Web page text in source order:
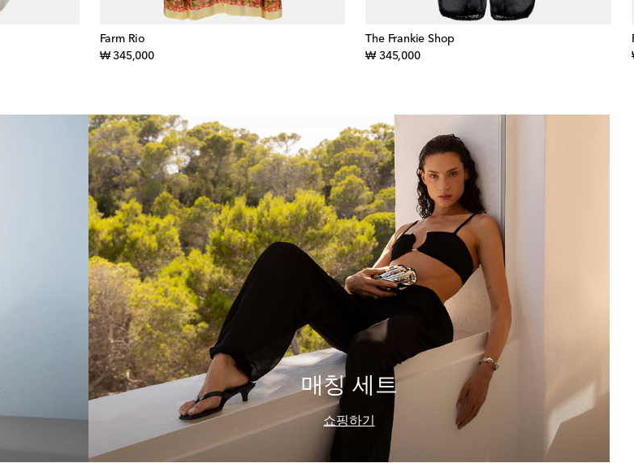
Farm Rio
₩ 345,000original price
The Frankie Shop
₩ 345,000original price
매칭 세트
쇼핑하기